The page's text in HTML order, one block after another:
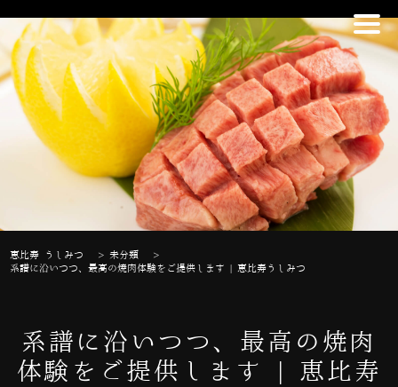
恵比寿 うしみつ >未分類
>
系譜に沿いつつ、最高の焼肉体験をご提供します | 恵比寿うしみつ
系譜に沿いつつ、最高の焼肉
体験をご提供します | 恵比寿